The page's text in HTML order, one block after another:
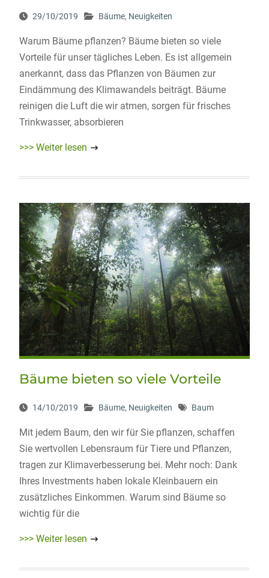
29/10/2019 Bäume, Neuigkeiten
Warum Bäume pflanzen? Bäume bieten so viele
Vorteile für unser tägliches Leben. Es ist allgemein
anerkannt, dass das Pflanzen von Bäumen zur
Eindämmung des Klimawandels beiträgt. Bäume
reinigen die Luft die wir atmen, sorgen für frisches
Trinkwasser, absorbieren
>>> Weiter lesen
Bäume bieten so viele Vorteile
14/10/2019 Bäume, Neuigkeiten Baum
Mit jedem Baum, den wir für Sie pflanzen, schaffen
Sie wertvollen Lebensraum für Tiere und Pflanzen,
tragen zur Klimaverbesserung bei. Mehr noch: Dank
Ihres Investments haben lokale Kleinbauern ein
zusätzliches Einkommen. Warum sind Bäume so
wichtig für die
>>> Weiter lesen